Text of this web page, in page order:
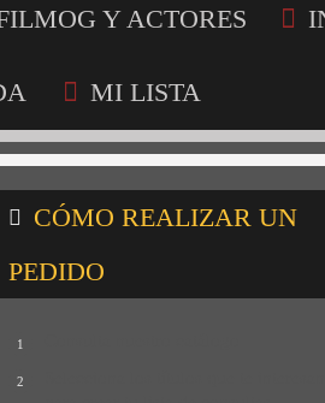
Y ACTORES
MI LISTA
CÓMO REALIZAR UN
PEDIDO
1
2